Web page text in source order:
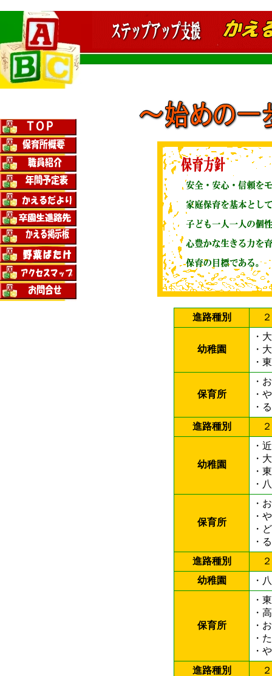
進路種別 ２
幼稚園
・
・
・
保育所
・
・
進路種別
２
幼稚園
・
・
・
・
保育所
・
・
進路種別
２
幼稚園
・
保育所
・
・
・
・
・
進路種別
２